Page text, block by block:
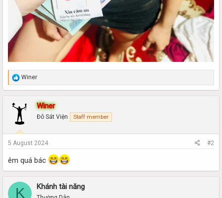
R
e
a
t
i
o
n
s
:
Winer
Winer
Đô Sát Viện Staff member
5 August 2024 #2
êm quá bác
K Khánh tài năng